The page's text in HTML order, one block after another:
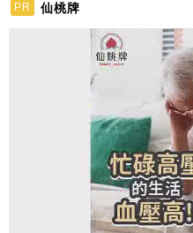
PR 仙桃牌